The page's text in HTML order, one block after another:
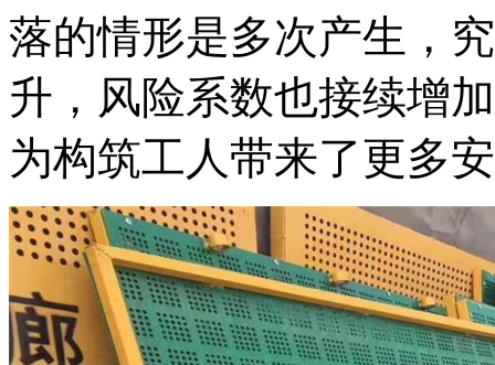
落的情形是多次产生，
升，风险系数也接续增
为构筑工人带来了更多